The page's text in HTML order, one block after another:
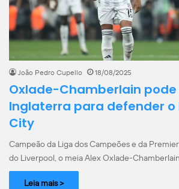
João Pedro Cupello 18/08/2025
Oxlade-Chamberlain
Inglaterra para defender o
City
Campeão da Liga dos Campeões e da
do Liverpool, o meia Alex Oxlade-
Leia mais >